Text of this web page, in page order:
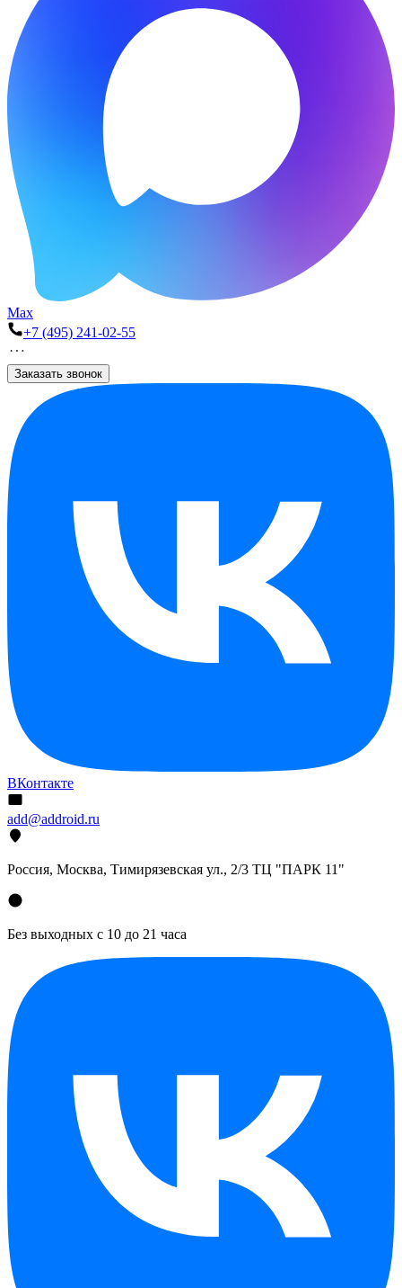
Max
+7 (495) 241-02-55
Заказать звонок
ВКонтакте
add@addroid.ru
Россия, Москва, Тимирязевская ул., 2/3 ТЦ "ПАРК 11"
Без выходных с 10 до 21 часа